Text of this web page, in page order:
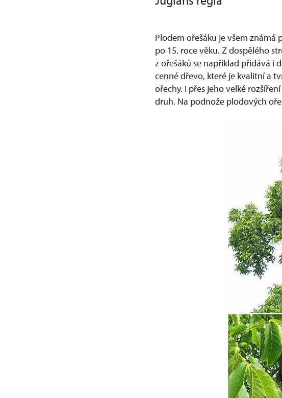
Plodem ořešáku je všem
po 15. roce věku. Z dospělého
z ořešáků se například přidává i
cenné dřevo, které je kvalitní a
ořechy. I přes jeho velké
druh. Na podnože plodových